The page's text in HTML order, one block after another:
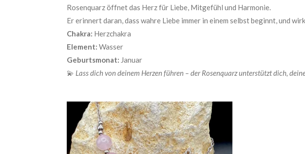
Rosenquarz öffnet das Herz für Liebe, Mitgefühl und Harmonie.
Er erinnert daran, dass wahre Liebe immer in einem selbst beginnt, und
Chakra: Herzchakra
Element: Wasser
Geburtsmonat: Januar
💫 Lass dich von deinem Herzen führen – der Rosenquarz unterstützt dich,